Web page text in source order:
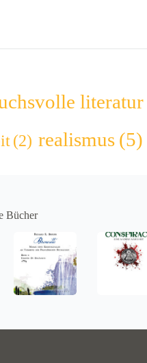
literatur
(2) realismus (5)
Bücher